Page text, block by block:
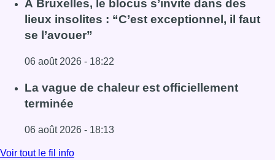
À Bruxelles, le blocus s’invite dans des
lieux insolites : “C’est exceptionnel, il faut
se l’avouer”
06 août 2026 - 18:22
Lire l'article À Bruxelles, le blocus s’invite dans des lieux
La vague de chaleur est officiellement
terminée
06 août 2026 - 18:13
Lire l'article La vague de chaleur est officiellement
Voir tout le fil info